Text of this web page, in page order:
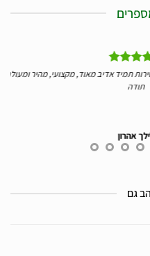
השירות תמיד אדיב מאוד, מקצועי, מהיר ומעולה.
גם